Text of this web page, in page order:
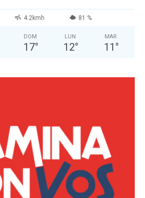
4.2kmh 81 %
DOM
17°
LUN
12°
MAR
11 °